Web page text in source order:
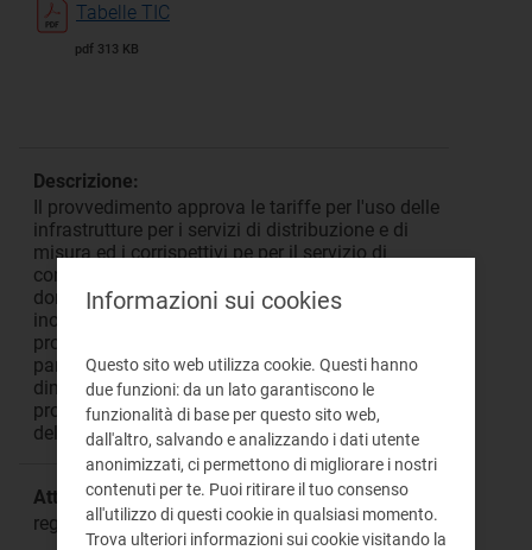
Tabelle TIC
pdf 313 KB
Descrizione:
Il provvedimento approva le tariffe per l'uso delle
infrastrutture per i servizi di distribuzione e di
misura ed i corrispettivi pe per il servizio di
connessione per i clienti domestici e non
domestici per l'anno 2026. Il provvedimento,
inoltre, proroga i termini di chiusura del
procedimento di revisione dei criteri tariffari
parametrici per le imprese distributrici di minore
dimensione, proroga le Direttive 2G per il
prossimo triennio e la regolazione della qualità
del servizio per un anno.
Attività:
regolazione infrastrutturale
Informazioni sui cookies
Questo sito web utilizza cookie. Questi hanno
due funzioni: da un lato garantiscono le
funzionalità di base per questo sito web,
dall'altro, salvando e analizzando i dati utente
anonimizzati, ci permettono di migliorare i nostri
contenuti per te. Puoi ritirare il tuo consenso
all'utilizzo di questi cookie in qualsiasi momento.
Trova ulteriori informazioni sui cookie visitando la